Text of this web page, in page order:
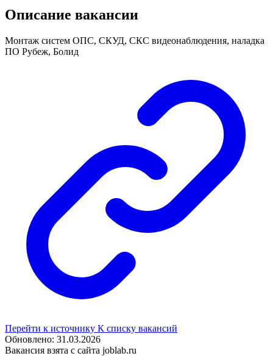
Описание вакансии
Монтаж систем ОПС, СКУД, СКС видеонаблюдения, наладка
ПО Рубеж, Болид
Перейти к источнику К списку вакансий
Обновлено: 31.03.2026
Вакансия взята с сайта joblab.ru